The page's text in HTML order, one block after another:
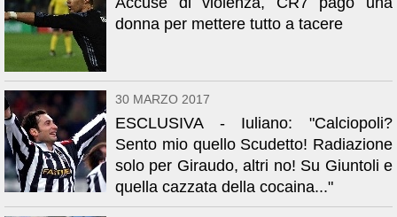
donna per mettere tutto a tacere
30 MARZO 2017
ESCLUSIVA - Iuliano: "Calciopoli?
Sento mio quello Scudetto! Radiazione
solo per Giraudo, altri no! Su Giuntoli e
quella cazzata della cocaina..."